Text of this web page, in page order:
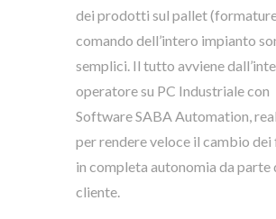
dei prodotti sul pallet
comando dell’intero impianto
semplici. Il tutto avviene
operatore su PC Industriale con
Software SABA Automation,
per rendere veloce il cambio
in completa autonomia da parte
cliente.